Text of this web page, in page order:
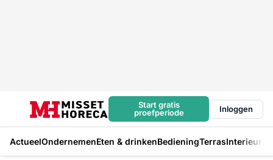
Start gratis
proefperiode
Inloggen
ActueelOndernemenEten & drinkenBedieningTerrasInterieur